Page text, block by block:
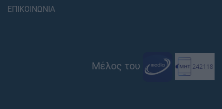
ΕΠΙΚΟΙΝΩΝΙΑ
Μέλος του